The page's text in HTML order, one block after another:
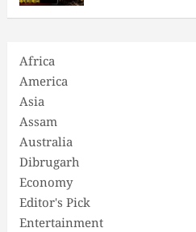
Africa
America
Asia
Assam
Australia
Dibrugarh
Economy
Editor's Pick
Entertainment